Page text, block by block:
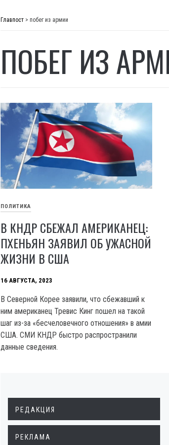
Главпост > побег из армии
ПОБЕГ ИЗ
ПОЛИТИКА
В КНДР СБЕЖАЛ АМЕРИКАНЕЦ:
ПХЕНЬЯН ЗАЯВИЛ ОБ УЖАСНОЙ
ЖИЗНИ В США
16 АВГУСТА, 2023
B Северной Корее заявили, что сбежавший к
ним американец Тревис Кинг пошел на такой
шаг из-за «бесчеловечного отношения» в амии
США. СМИ КНДР быстро распространили
данные сведения.
РЕДАКЦИЯ
РЕКЛАМА